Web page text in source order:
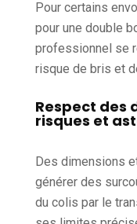
Pour certains
pour une double
professionnel se
risque de bris et
Respect des
risques et
Des dimensions
générer des
du colis par le